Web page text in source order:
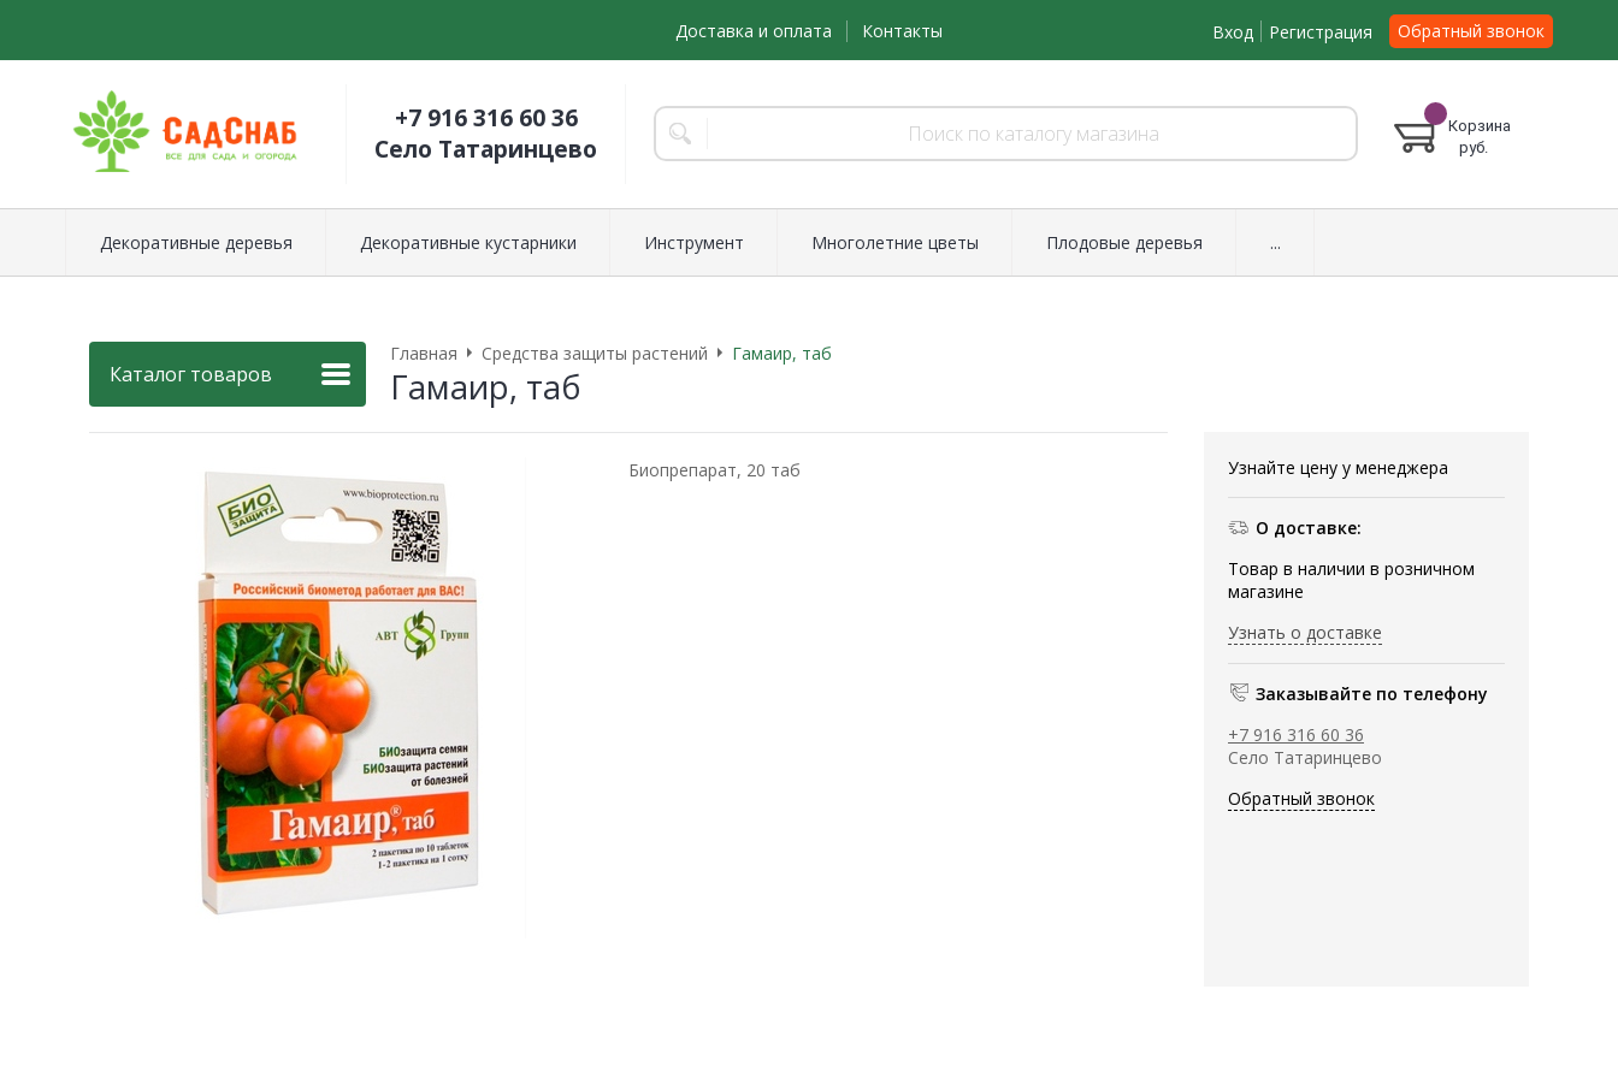
Доставка и оплата Контакты Вход Регистрация Обратный звонок
+7 916 316 60 36
Село Татаринцево
Корзина
руб.
Декоративные деревья Декоративные кустарники Инструмент Многолетние цветы Плодовые деревья ...
Каталог товаров
Главная Средства защиты растений Гамаир, таб
Гамаир, таб
Узнайте цену у менеджера
О доставке:
Товар в наличии в розничном
магазине
Узнать о доставке
Заказывайте по телефону
+7 916 316 60 36
Село Татаринцево
Обратный звонок
Биопрепарат, 20 таб